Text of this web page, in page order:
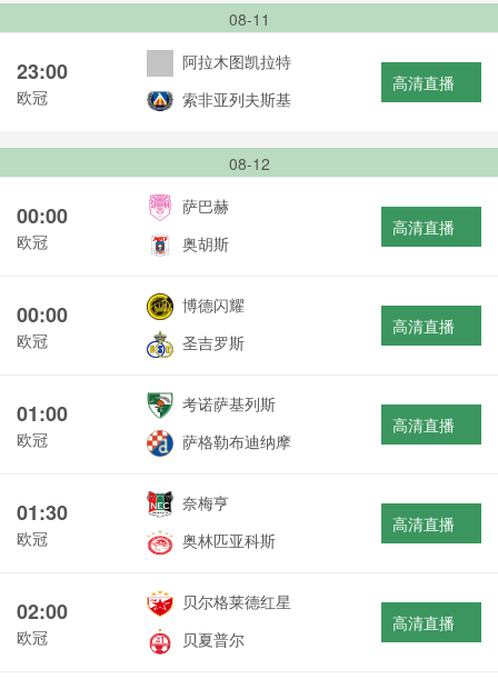
08-11
23:00
欧冠
阿拉木图凯拉特
索非亚列夫斯基
高清直播
08-12
00:00
欧冠
萨巴赫
奥胡斯
高清直播
00:00
欧冠
博德闪耀
圣吉罗斯
高清直播
01:00
欧冠
考诺萨基列斯
萨格勒布迪纳摩
高清直播
01:30
欧冠
奈梅亨
奥林匹亚科斯
高清直播
02:00
欧冠
贝尔格莱德红星
贝夏普尔
高清直播